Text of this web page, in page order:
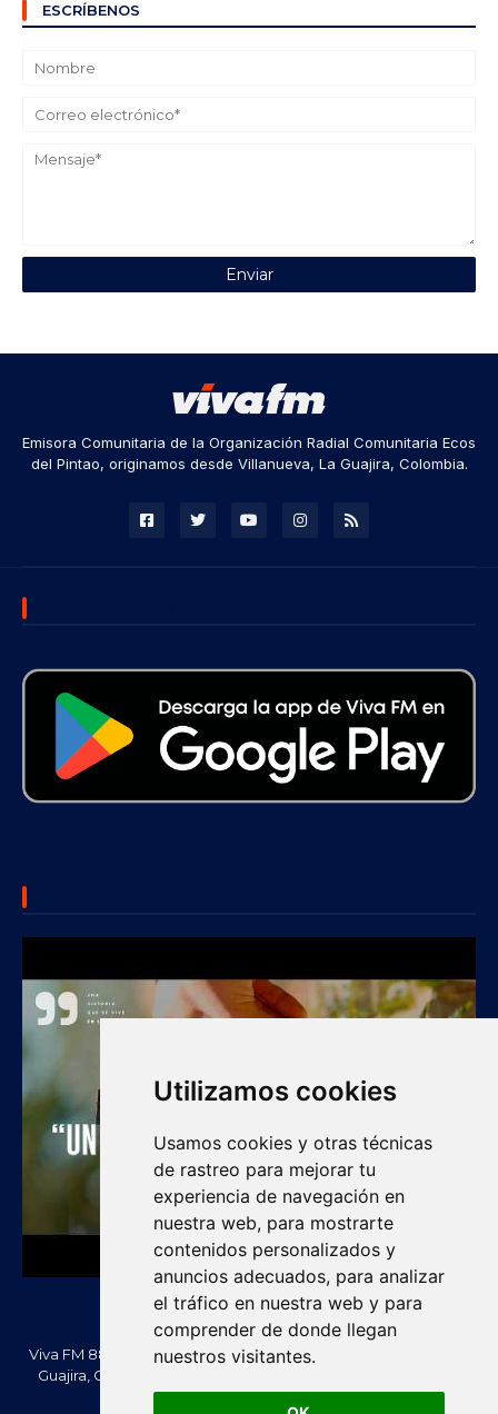
Utilizamos cookies
Usamos cookies y otras técnicas
de rastreo para mejorar tu
experiencia de navegación en
nuestra web, para mostrarte
contenidos personalizados y
anuncios adecuados, para analizar
el tráfico en nuestra web y para
comprender de donde llegan
nuestros visitantes.
ESCRÍBENOS
Emisora Comunitaria de la Organización Radial Comunitaria Ecos
del Pintao, originamos desde Villanueva, La Guajira, Colombia.
Viva FM 88.2 FM es una emisora comunitaria de Villanueva, La
Guajira, Colombia. Información, noticias, cultura, vallenato y
actualidad regional.